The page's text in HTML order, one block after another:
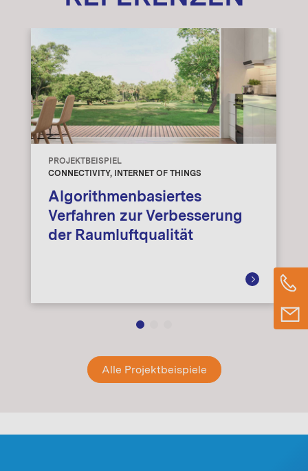
PROJEKTBEISPIEL
CONNECTIVITY, INTERNET OF THINGS
Algorithmenbasiertes
Verfahren zur Verbesserung
der Raumluftqualität
Alle Projektbeispiele